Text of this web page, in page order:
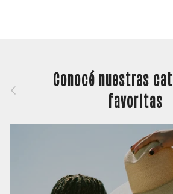
Anterior Conocé nuestras
favoritas